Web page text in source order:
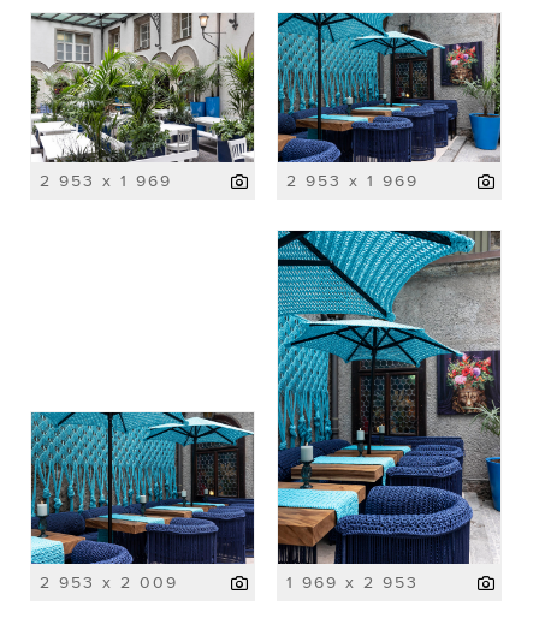
2 953 x 1 969 2 953 x 1 969
2 953 x 2 009 1 969 x 2 953